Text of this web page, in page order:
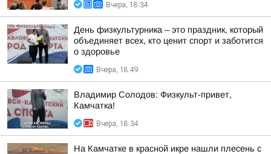
Вчера, 18:34
День физкультурника – это праздник, который
объединяет всех, кто ценит спорт и заботится
о здоровье
Вчера, 18:49
Владимир Солодов: Физкульт-привет,
Камчатка!
Вчера, 18:34
На Камчатке в красной икре нашли плесень с